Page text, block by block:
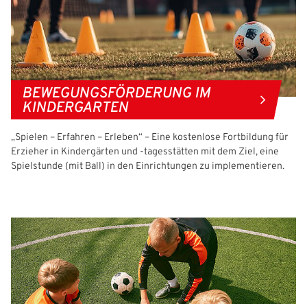
BEWEGUNGSFÖRDERUNG IM
KINDERGARTEN
„Spielen – Erfahren – Erleben“ – Eine kostenlose Fortbildung für
Erzieher in Kindergärten und -tagesstätten mit dem Ziel, eine
Spielstunde (mit Ball) in den Einrichtungen zu implementieren.